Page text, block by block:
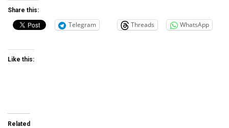
Share this:
Telegram Threads WhatsApp
Like this:
Related